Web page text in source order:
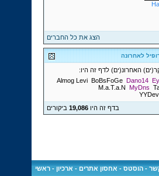
הצג את כל החברים
לאחרונה
Almog Levi BoBsFoGe Dano14
M.a.T.a.N MyDns
בדף זה היו19,086 ביקורים
-הוסטס - אחסון אתרים - ארכיון -ראשי